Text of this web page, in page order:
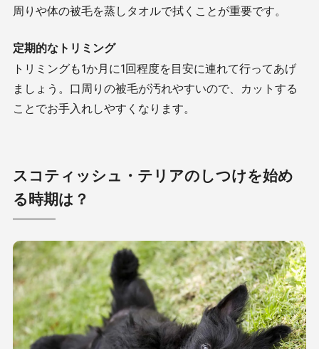
周りや体の被毛を蒸しタオルで拭くことが重要です。
定期的なトリミング
トリミングも1か月に1回程度を目安に連れて行ってあげ
ましょう。口周りの被毛が汚れやすいので、カットする
ことでお手入れしやすくなります。
スコティッシュ・テリアのしつけを始め
る時期は？